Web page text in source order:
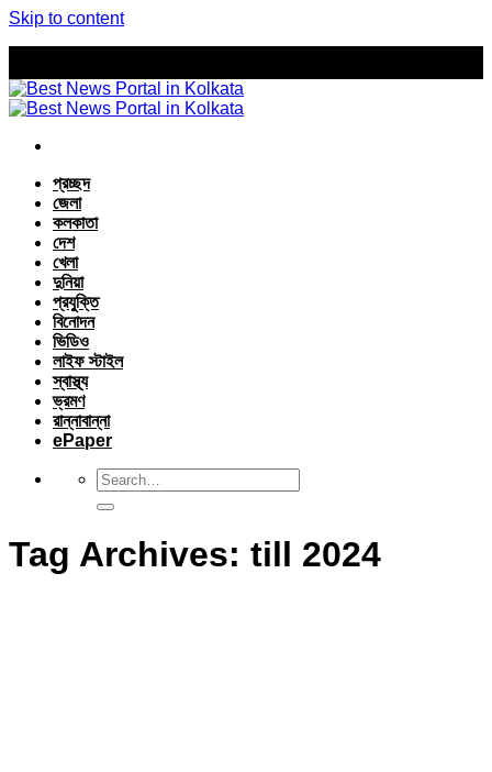
Skip to content
প্রচ্ছদ
জেলা
কলকাতা
দেশ
খেলা
দুনিয়া
প্রযুক্তি
বিনোদন
ভিডিও
লাইফ স্টাইল
স্বাস্থ্য
ভ্রমণ
রান্নাবান্না
ePaper
Tag Archives: till 2024